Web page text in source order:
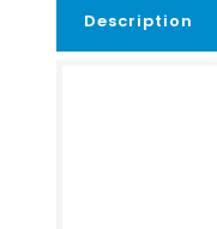
Description